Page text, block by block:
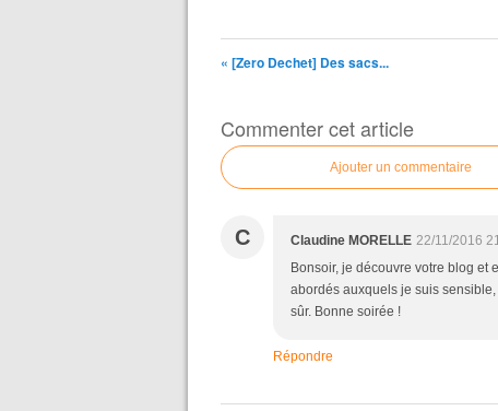
« [Zero Dechet] Des sacs...
Commenter cet article
Ajouter un commentaire
C Claudine MORELLE 22/11/2016
Bonsoir, je découvre votre blog et
abordés auxquels je suis
sûr. Bonne soirée !
Répondre